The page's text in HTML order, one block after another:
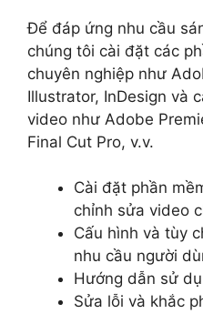
Để đáp ứng nhu cầu
chúng tôi cài đặt các
chuyên nghiệp như
Illustrator, InDesign và
video như Adobe
Final Cut Pro, v.v.
Cài đặt phần
chỉnh sửa video
Cấu hình và tùy
nhu cầu người
Hướng dẫn sử
Sửa lỗi và khắc